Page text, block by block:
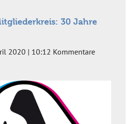
30 Jahre
2020 | 10:12 Kommentare